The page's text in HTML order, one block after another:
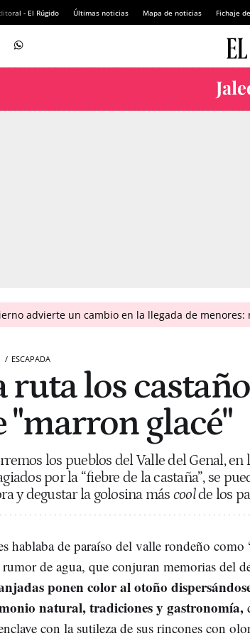
- El Rúgido Últimas noticias Mapa de noticias Fichaje
advierte un cambio en la llegada de
ESCAPADA
ruta los
"marron glacé"
los pueblos del Valle del Genal,
por la “fiebre de la castaña”, se
y degustar la golosina más coolde los
hablaba de paraíso del valle rondeño como
de agua, que conjuran memorias del
ponen color al otoño
natural, tradiciones y gastronomía,
con la sutileza de sus rincones con